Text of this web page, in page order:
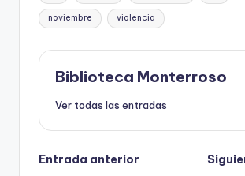
noviembre violencia
Biblioteca Monterroso
Ver todas las entradas
Navegación
Entrada anterior